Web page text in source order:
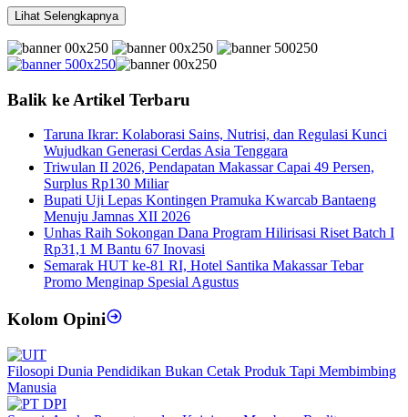
Lihat Selengkapnya
Balik ke Artikel Terbaru
Taruna Ikrar: Kolaborasi Sains, Nutrisi, dan Regulasi Kunci
Wujudkan Generasi Cerdas Asia Tenggara
Triwulan II 2026, Pendapatan Makassar Capai 49 Persen,
Surplus Rp130 Miliar
Bupati Uji Lepas Kontingen Pramuka Kwarcab Bantaeng
Menuju Jamnas XII 2026
Unhas Raih Sokongan Dana Program Hilirisasi Riset Batch I
Rp31,1 M Bantu 67 Inovasi
Semarak HUT ke-81 RI, Hotel Santika Makassar Tebar
Promo Menginap Spesial Agustus
Kolom Opini
Filosopi Dunia Pendidikan Bukan Cetak Produk Tapi Membimbing
Manusia